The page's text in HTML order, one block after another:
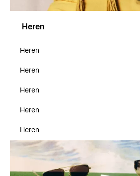
Heren
Heren
Heren
Heren
Heren
Heren